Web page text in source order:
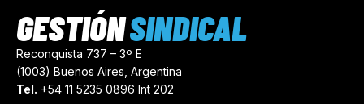
Reconquista 737 – 3º E
(1003) Buenos Aires, Argentina
Tel. +54 11 5235 0896 Int 202
GESTIÓNSINDICAL